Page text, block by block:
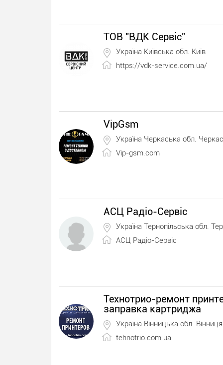
ТОВ "ВДК Сервіс"
Україна Київська обл. Київ
https://vdk-service.com.ua/
VipGsm
Україна Черкаська обл.
Vip-gsm.com
АСЦ Радіо-Сервіс
Україна Тернопільська обл.
АСЦ Радіо-Сервіс
Технотрио-ремонт
заправка картриджа
Україна Вінницька обл. Вінниця
tehnotrio.com.ua